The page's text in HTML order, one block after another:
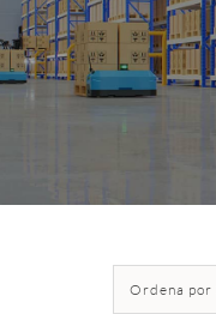
Ordena por